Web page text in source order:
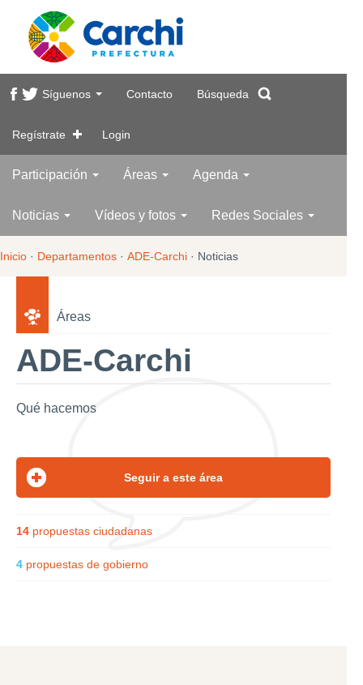
Síguenos Contacto Búsqueda
Regístrate Login
Participación Áreas Agenda
Noticias Vídeos y fotos Redes Sociales
Inicio · Departamentos · ADE-Carchi · Noticias
Áreas
ADE-Carchi
Qué hacemos
14 propuestas ciudadanas
4 propuestas de gobierno